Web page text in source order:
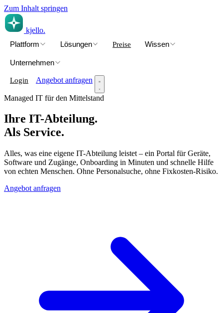
Zum Inhalt springen
kjello.
Plattform
Lösungen Preise Wissen
Unternehmen
Login Angebot anfragen
Managed IT für den Mittelstand
Ihre IT-Abteilung.
Als Service.
Alles, was eine eigene IT-Abteilung leistet – ein Portal für Geräte,
Software und Zugänge, Onboarding in Minuten und schnelle Hilfe
von echten Menschen. Ohne Personalsuche, ohne Fixkosten-Risiko.
Angebot anfragen